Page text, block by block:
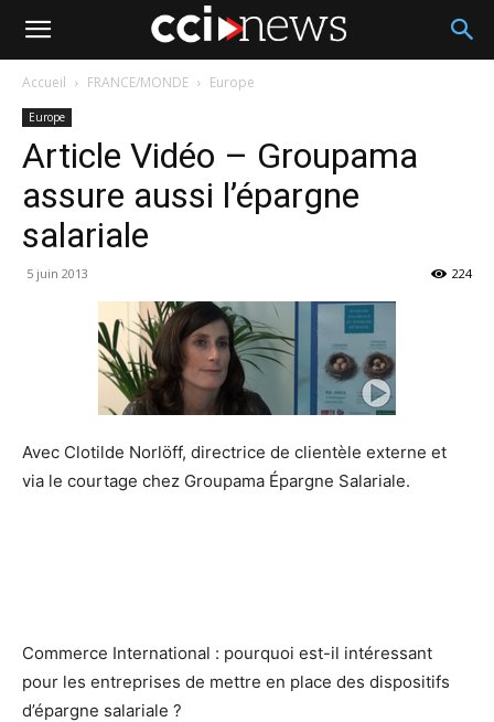
Accueil FRANCE/MONDE Europe
Europe
Article Vidéo – Groupama
assure aussi l’épargne
salariale
5 juin 2013 224
Avec Clotilde Norlöff, directrice de clientèle externe et
via le courtage chez Groupama Épargne Salariale.
Commerce International : pourquoi est-il intéressant
pour les entreprises de mettre en place des dispositifs
d’épargne salariale ?